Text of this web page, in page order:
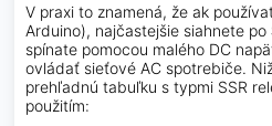
V praxi to znamená, že ak
Arduino), najčastejšie siahnete po
spínate pomocou malého DC
ovládať sieťové AC spotrebiče.
prehľadnú tabuľku s typmi SSR
použitím: